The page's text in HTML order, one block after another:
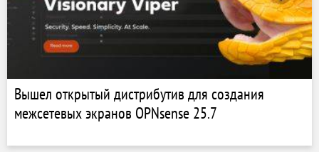
Вышел открытый дистрибутив для создания
межсетевых экранов OPNsense 25.7